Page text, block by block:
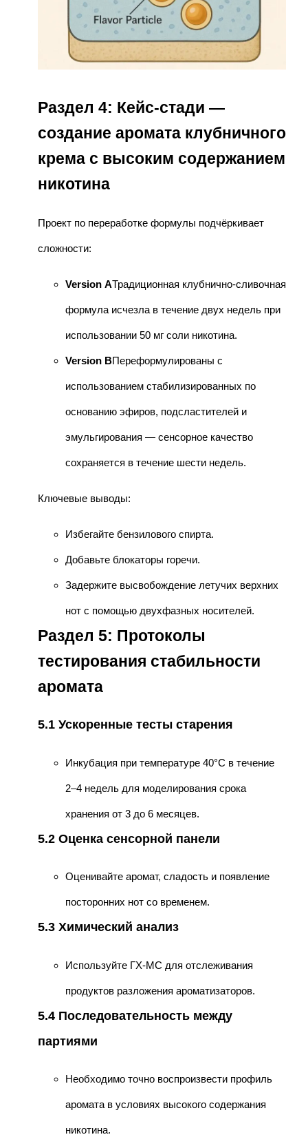
Раздел 4: Кейс-стади —
создание аромата клубничного
крема с высоким содержанием
никотина
Проект по переработке формулы подчёркивает
сложности:
Version AТрадиционная клубнично-сливочная
формула исчезла в течение двух недель при
использовании 50 мг соли никотина.
Version BПереформулированы с
использованием стабилизированных по
основанию эфиров, подсластителей и
эмульгирования — сенсорное качество
сохраняется в течение шести недель.
Ключевые выводы:
Избегайте бензилового спирта.
Добавьте блокаторы горечи.
Задержите высвобождение летучих верхних
нот с помощью двухфазных носителей.
Раздел 5: Протоколы
тестирования стабильности
аромата
5.1 Ускоренные тесты старения
Инкубация при температуре 40°C в течение
2–4 недель для моделирования срока
хранения от 3 до 6 месяцев.
5.2 Оценка сенсорной панели
Оценивайте аромат, сладость и появление
посторонних нот со временем.
5.3 Химический анализ
Используйте ГХ-МС для отслеживания
продуктов разложения ароматизаторов.
5.4 Последовательность между
партиями
Необходимо точно воспроизвести профиль
аромата в условиях высокого содержания
никотина.